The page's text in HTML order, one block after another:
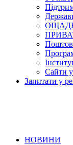
Сайти
Запитати у
НОВИНИ